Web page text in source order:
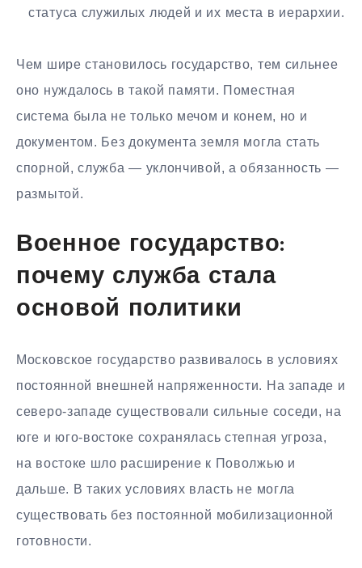
статуса служилых людей и их места в иерархии.
Чем шире становилось государство, тем сильнее
оно нуждалось в такой памяти. Поместная
система была не только мечом и конем, но и
документом. Без документа земля могла стать
спорной, служба — уклончивой, а обязанность —
размытой.
Военное государство:
почему служба стала
основой политики
Московское государство развивалось в условиях
постоянной внешней напряженности. На западе и
северо-западе существовали сильные соседи, на
юге и юго-востоке сохранялась степная угроза,
на востоке шло расширение к Поволжью и
дальше. В таких условиях власть не могла
существовать без постоянной мобилизационной
готовности.